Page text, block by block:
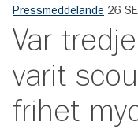
Pressmeddelande 26
Var
varit
frihet